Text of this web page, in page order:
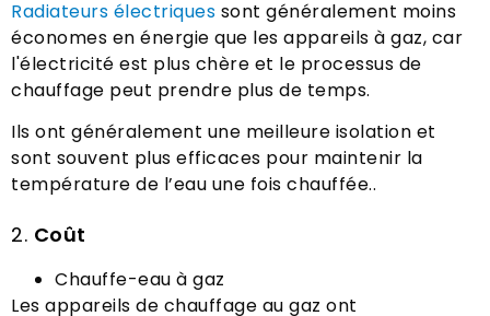
Radiateurs électriques sont généralement moins
économes en énergie que les appareils à gaz, car
l'électricité est plus chère et le processus de
chauffage peut prendre plus de temps.
Ils ont généralement une meilleure isolation et
sont souvent plus efficaces pour maintenir la
température de l’eau une fois chauffée..
2. Coût
Chauffe-eau à gaz
Les appareils de chauffage au gaz ont